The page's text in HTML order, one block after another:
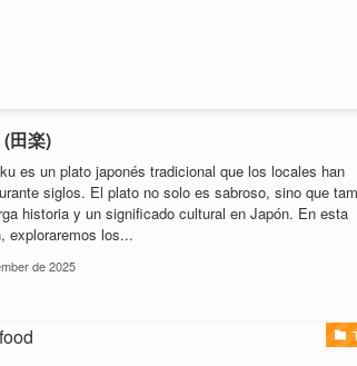
田楽)
es un plato japonés tradicional que los locales han
siglos. El plato no solo es sabroso, sino que
historia y un significado cultural en Japón. En esta
exploraremos los...
de 2025